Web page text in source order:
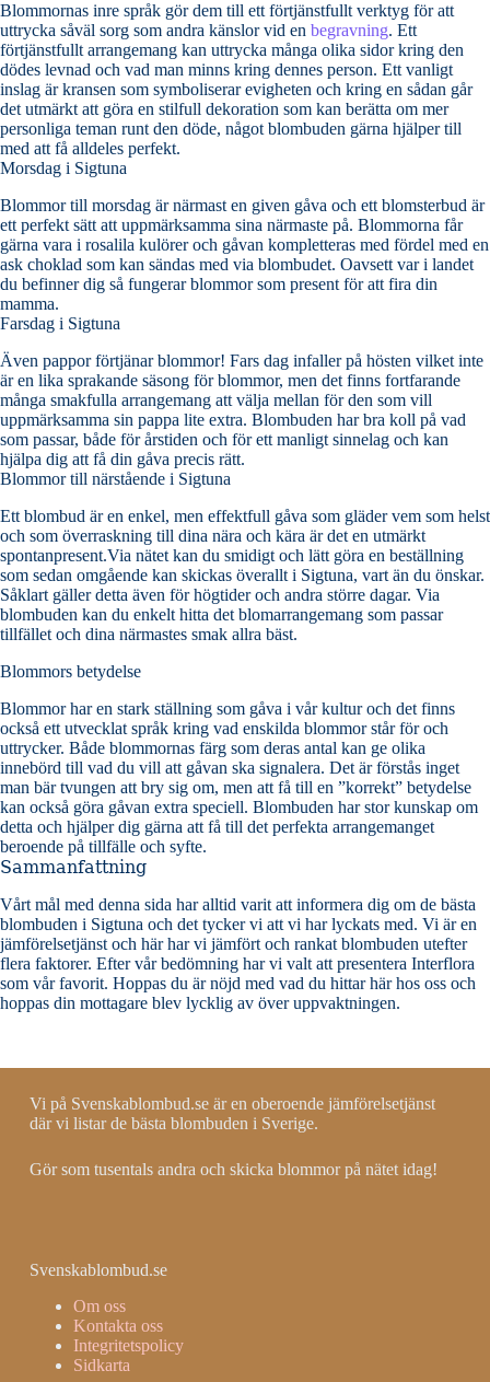
Blommornas inre språk gör dem till ett förtjänstfullt verktyg för att
uttrycka såväl sorg som andra känslor vid en begravning. Ett
förtjänstfullt arrangemang kan uttrycka många olika sidor kring den
dödes levnad och vad man minns kring dennes person. Ett vanligt
inslag är kransen som symboliserar evigheten och kring en sådan går
det utmärkt att göra en stilfull dekoration som kan berätta om mer
personliga teman runt den döde, något blombuden gärna hjälper till
med att få alldeles perfekt.
Morsdag i Sigtuna
Blommor till morsdag är närmast en given gåva och ett blomsterbud är
ett perfekt sätt att uppmärksamma sina närmaste på. Blommorna får
gärna vara i rosalila kulörer och gåvan kompletteras med fördel med en
ask choklad som kan sändas med via blombudet. Oavsett var i landet
du befinner dig så fungerar blommor som present för att fira din
mamma.
Farsdag i Sigtuna
Även pappor förtjänar blommor! Fars dag infaller på hösten vilket inte
är en lika sprakande säsong för blommor, men det finns fortfarande
många smakfulla arrangemang att välja mellan för den som vill
uppmärksamma sin pappa lite extra. Blombuden har bra koll på vad
som passar, både för årstiden och för ett manligt sinnelag och kan
hjälpa dig att få din gåva precis rätt.
Blommor till närstående i Sigtuna
Ett blombud är en enkel, men effektfull gåva som gläder vem som helst
och som överraskning till dina nära och kära är det en utmärkt
spontanpresent.Via nätet kan du smidigt och lätt göra en beställning
som sedan omgående kan skickas överallt i Sigtuna, vart än du önskar.
Såklart gäller detta även för högtider och andra större dagar. Via
blombuden kan du enkelt hitta det blomarrangemang som passar
tillfället och dina närmastes smak allra bäst.
Blommors betydelse
Blommor har en stark ställning som gåva i vår kultur och det finns
också ett utvecklat språk kring vad enskilda blommor står för och
uttrycker. Både blommornas färg som deras antal kan ge olika
innebörd till vad du vill att gåvan ska signalera. Det är förstås inget
man bär tvungen att bry sig om, men att få till en ”korrekt” betydelse
kan också göra gåvan extra speciell. Blombuden har stor kunskap om
detta och hjälper dig gärna att få till det perfekta arrangemanget
beroende på tillfälle och syfte.
Sammanfattning
Vårt mål med denna sida har alltid varit att informera dig om de bästa
blombuden i Sigtuna och det tycker vi att vi har lyckats med. Vi är en
jämförelsetjänst och här har vi jämfört och rankat blombuden utefter
flera faktorer. Efter vår bedömning har vi valt att presentera Interflora
som vår favorit. Hoppas du är nöjd med vad du hittar här hos oss och
hoppas din mottagare blev lycklig av över uppvaktningen.
Vi på Svenskablombud.se är en oberoende jämförelsetjänst
där vi listar de bästa blombuden i Sverige.
Gör som tusentals andra och skicka blommor på nätet idag!
Svenskablombud.se
Om oss
Kontakta oss
Integritetspolicy
Sidkarta